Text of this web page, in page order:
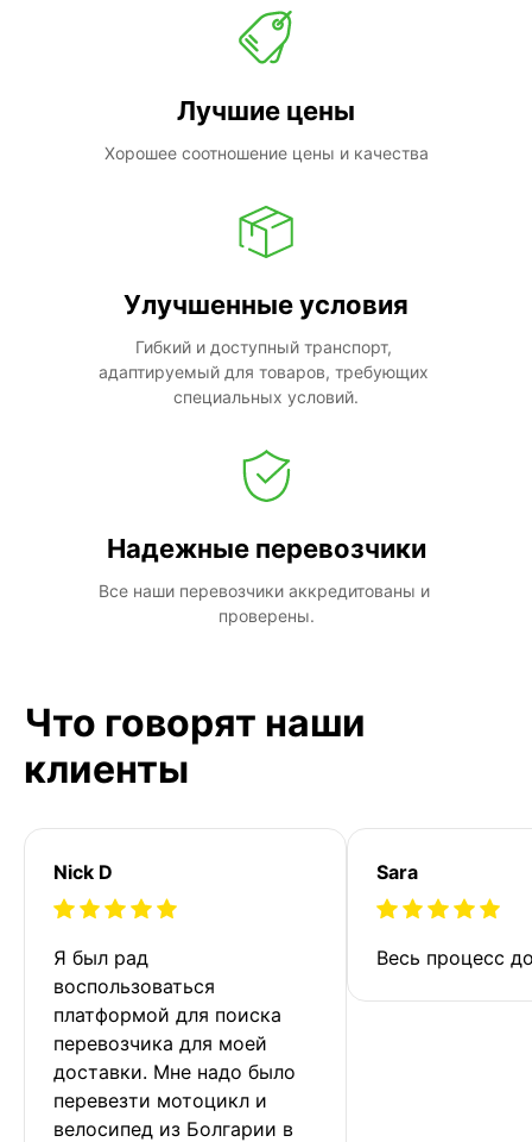
Лучшие цены
Хорошее соотношение цены и качества
Улучшенные условия
Гибкий и доступный транспорт,
адаптируемый для товаров, требующих
специальных условий.
Надежные перевозчики
Все наши перевозчики аккредитованы и
проверены.
Что говорят наши
клиенты
Nick D
Я был рад
воспользоваться
платформой для поиска
перевозчика для моей
доставки. Мне надо было
перевезти мотоцикл и
велосипед из Болгарии в
Sara
Весь процесс